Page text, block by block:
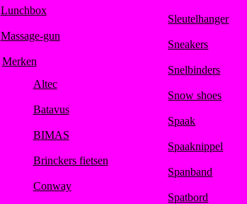
Lunchbox
Massage-gun
Merken
Altec
Batavus
BIMAS
Brinckers fietsen
Conway
Sleutelhanger
Sneakers
Snelbinders
Snow shoes
Spaak
Spaaknippel
Spanband
Spatbord